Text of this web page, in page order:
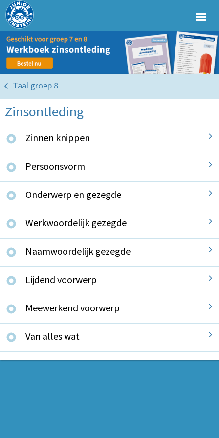
Taal groep 8
Zinsontleding
Zinnen knippen
Persoonsvorm
Onderwerp en gezegde
Werkwoordelijk gezegde
Naamwoordelijk gezegde
Lijdend voorwerp
Meewerkend voorwerp
Van alles wat